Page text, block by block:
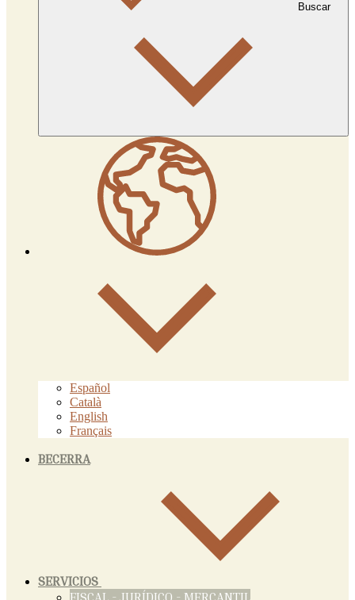
Buscar
Español
Català
English
Français
BECERRA
SERVICIOS
FISCAL - JURÍDICO - MERCANTIL